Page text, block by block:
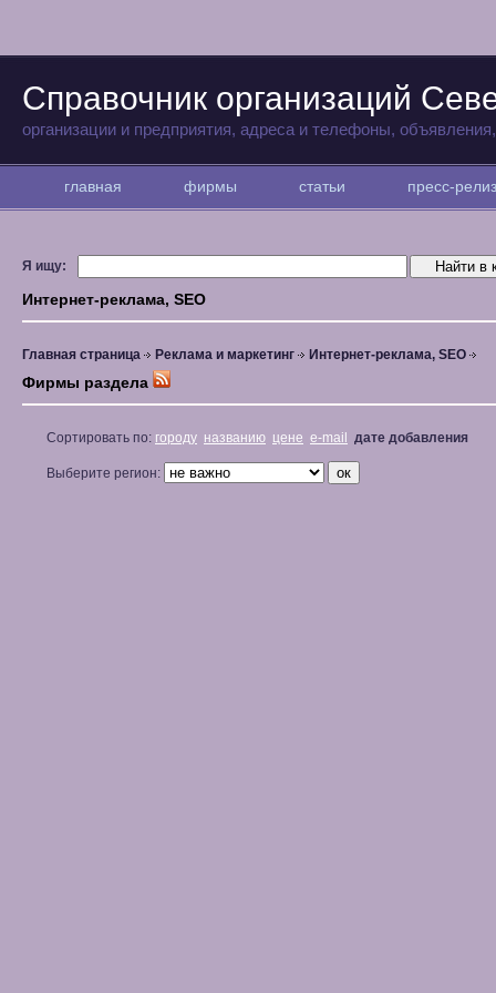
Справочник организаций
организации и предприятия, адреса и телефоны,
главная фирмы статьи пресс-
Я ищу:
Интернет-реклама, SEO
Главная страница Реклама и маркетинг Интернет-реклама, SEO
Фирмы раздела
Сортировать по: городу названию цене e-mail дате добавления
Выберите регион: